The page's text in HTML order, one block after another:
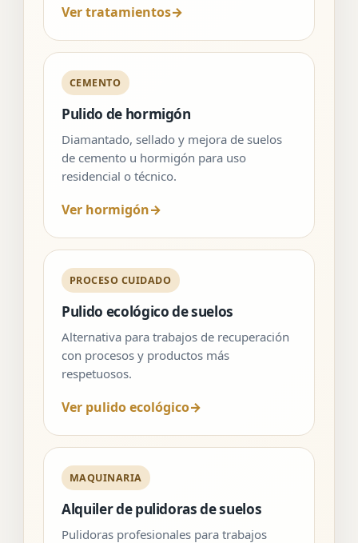
Ver tratamientos→
CEMENTO
Pulido de hormigón
Diamantado, sellado y mejora de suelos
de cemento u hormigón para uso
residencial o técnico.
Ver hormigón→
PROCESO CUIDADO
Pulido ecológico de suelos
Alternativa para trabajos de recuperación
con procesos y productos más
respetuosos.
Ver pulido ecológico→
MAQUINARIA
Alquiler de pulidoras de suelos
Pulidoras profesionales para trabajos